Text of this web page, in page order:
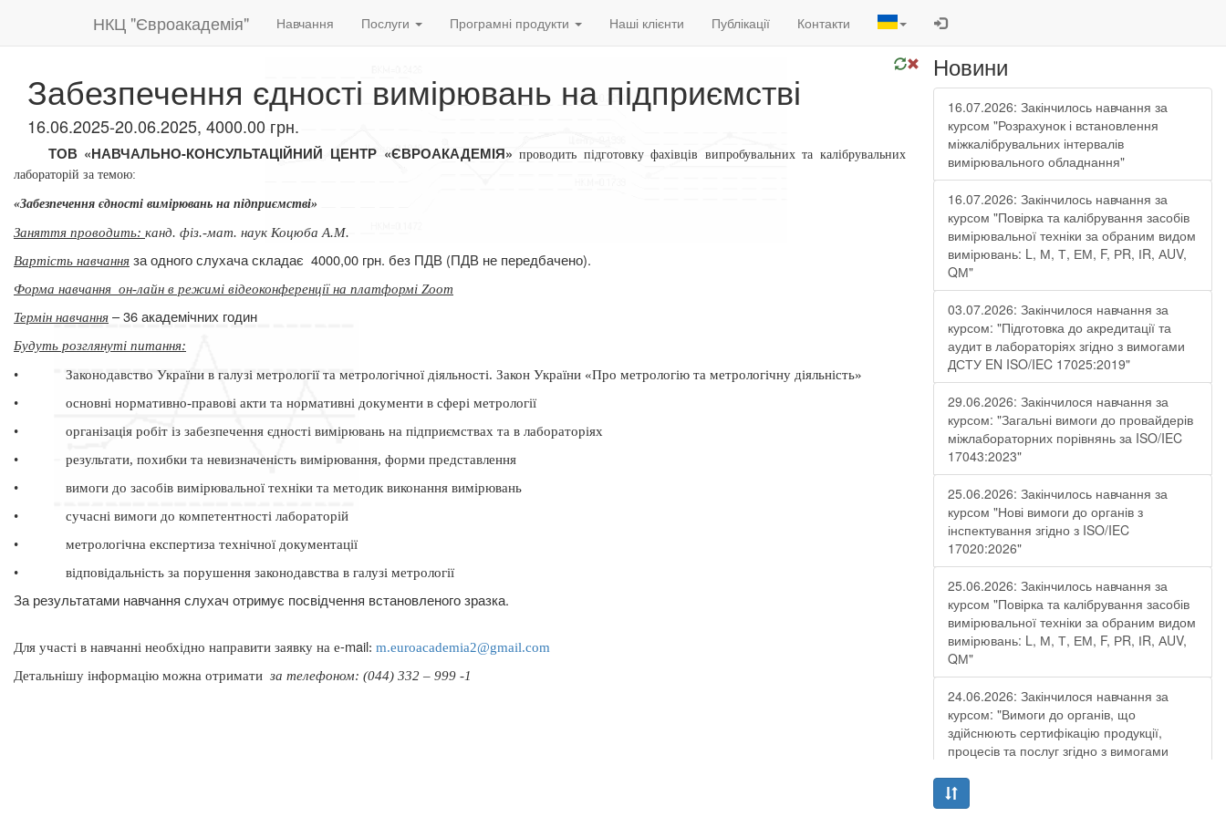
НКЦ "Євроакадемія" Навчання Послуги Програмні продукти Наші клієнти Публікації Контакти
Забезпечення єдності вимірювань на підприємстві
16.06.2025-20.06.2025, 4000.00 грн.
ТОВ «НАВЧАЛЬНО-КОНСУЛЬТАЦІЙНИЙ ЦЕНТР «ЄВРОАКАДЕМІЯ»проводить підготовкуфахівців випробувальних та калібрувальних
лабораторій за темою:
«Забезпечення єдності вимірювань на підприємстві»
Заняття проводить: канд. фіз.-мат. наук Коцюба А.М.
Вартість навчання за одного слухача складає 4000,00 грн. без ПДВ (ПДВ не передбачено).
Форма навчання он-лайн в режимі відеоконференції на платформі Zoom
Термін навчання – 36 академічних годин
Будуть розглянуті питання:
•
Законодавство України в галузі метрології та метрологічної діяльності. Закон України «Про метрологію та метрологічну діяльність»
•
основні нормативно-правові акти та нормативні документи в сфері метрології
•
організація робіт із забезпечення єдності вимірювань на підприємствах та в лабораторіях
•
результати, похибки та невизначеність вимірювання, форми представлення
•
вимоги до засобів вимірювальної техніки та методик виконання вимірювань
•
сучасні вимоги до компетентності лабораторій
•
метрологічна експертиза технічної документації
•
відповідальність за порушення законодавства в галузі метрології
За результатами навчання слухач отримує посвідчення встановленого зразка.
Для участі в навчанні необхідно направити заявку на e-mail: m.euroacademia2@gmail.com
Детальнішу інформацію можна отримати за телефоном: (044) 332 – 999 -1
Новини
16.07.2026: Закінчилось навчання за
курсом "Розрахунок і встановлення
міжкалібрувальних інтервалів
вимірювального обладнання"
16.07.2026: Закінчилось навчання за
курсом "Повірка та калібрування засобів
вимірювальної техніки за обраним видом
вимірювань: L, М, Т, ЕМ, F, РR, ІR, АUV,
QМ"
03.07.2026: Закінчилося навчання за
курсом: "Підготовка до акредитації та
аудит в лабораторіях згідно з вимогами
ДСТУ EN ISO/IEC 17025:2019"
29.06.2026: Закінчилося навчання за
курсом: "Загальні вимоги до провайдерів
міжлабораторних порівнянь за ISO/IEC
17043:2023"
25.06.2026: Закінчилось навчання за
курсом "Нові вимоги до органів з
інспектування згідно з ISO/IEC
17020:2026"
25.06.2026: Закінчилось навчання за
курсом "Повірка та калібрування засобів
вимірювальної техніки за обраним видом
вимірювань: L, М, Т, ЕМ, F, РR, ІR, АUV,
QМ"
24.06.2026: Закінчилося навчання за
курсом: "Вимоги до органів, що
здійснюють сертифікацію продукції,
процесів та послуг згідно з вимогами
19.06.2026: Закінчилося навчання за